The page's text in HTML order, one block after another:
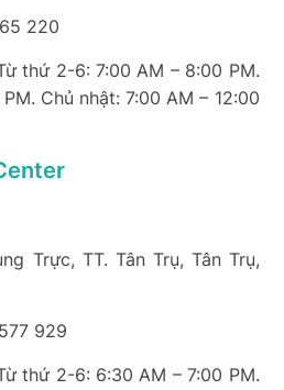
220
thứ 2-6: 7:00 AM – 8:00 PM.
Chủ nhật: 7:00 AM – 12:00
Trực, TT. Tân Trụ, Tân Trụ,
929
thứ 2-6: 6:30 AM – 7:00 PM.